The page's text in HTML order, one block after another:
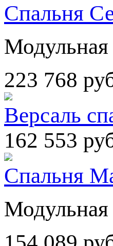
Спальня
Модульная
223 768
Версаль
162 553
Спальня
Модульная